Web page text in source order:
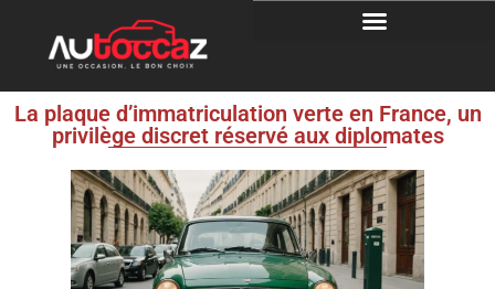
La plaque d’immatriculation verte en France, un
privilège discret réservé aux diplomates